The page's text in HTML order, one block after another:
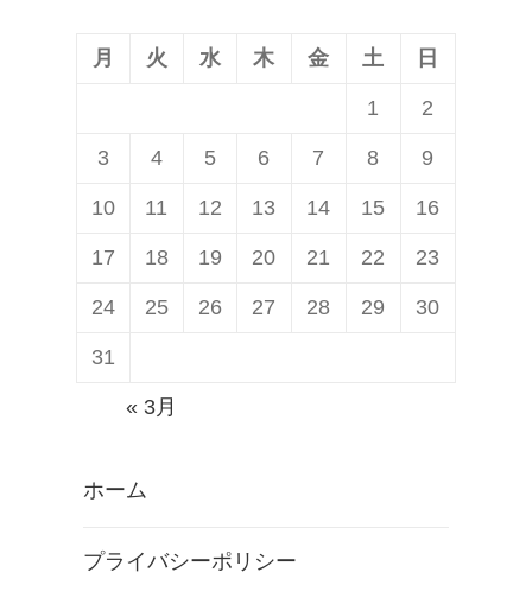
月 火 水 木 金 土 日
1 2
3 4 5 6 7 8 9
10 11 12 13 14 15 16
17 18 19 20 21 22 23
24 25 26 27 28 29 30
31
« 3月
ホーム
プライバシーポリシー